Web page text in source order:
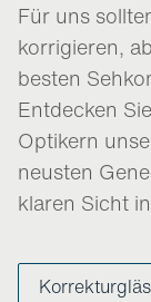
Für uns
korrigieren,
besten
Entdecken
Optikern
neusten
klaren Sicht